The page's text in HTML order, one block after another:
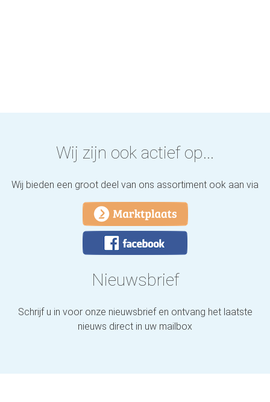
Wij zijn ook actief op...
Wij bieden een groot deel van ons assortiment ook aan via
Nieuwsbrief
Schrijf u in voor onze nieuwsbrief en ontvang het laatste
nieuws direct in uw mailbox